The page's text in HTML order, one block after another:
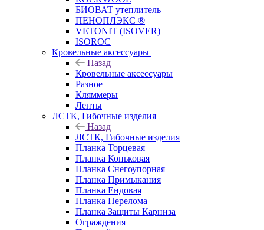
БИОВАТ утеплитель
ПЕНОПЛЭКС ®
VETONIT (ISOVER)
ISOROC
Кровельные аксессуары
Назад
Кровельные аксессуары
Разное
Кляммеры
Ленты
ЛСТК, Гибочные изделия
Назад
ЛСТК, Гибочные изделия
Планка Торцевая
Планка Коньковая
Планка Снегоупорная
Планка Примыкания
Планка Ендовая
Планка Перелома
Планка Защиты Карниза
Ограждения